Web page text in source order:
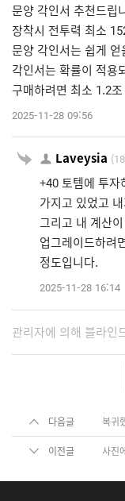
문양 각인서 추천드립
장착시 전투력 최소
문양 각인서는 쉽게
각인서는 확률이 적용
구매하려면 최소 1.2
2025-11-28 09:56
Laveysia
+40 토템에 투자
가지고 있었고
그리고 내 계산
업그레이드하려
정도입니다.
2025-11-28 16:14
관리자에 의해 블라인
다음글 복귀
이전글 사진